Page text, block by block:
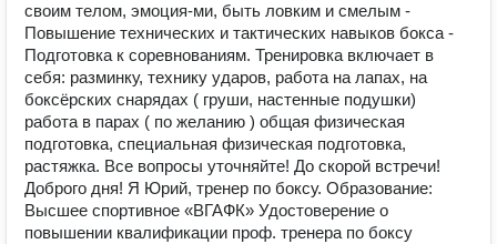
своим телом, эмоция-ми, быть ловким и смелым -
Повышение технических и тактических навыков бокса -
Подготовка к соревнованиям. Тренировка включает в
себя: разминку, технику ударов, работа на лапах, на
боксёрских снарядах ( груши, настенные подушки)
работа в парах ( по желанию ) общая физическая
подготовка, специальная физическая подготовка,
растяжка. Все вопросы уточняйте! До скорой встречи!
Доброго дня! Я Юрий, тренер по боксу. Образование:
Высшее спортивное «ВГАФК» Удостоверение о
повышении квалификации проф. тренера по боксу